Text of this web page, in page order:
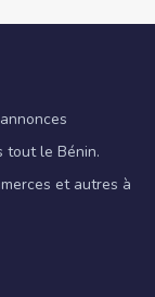
tout le Bénin.
et autres à